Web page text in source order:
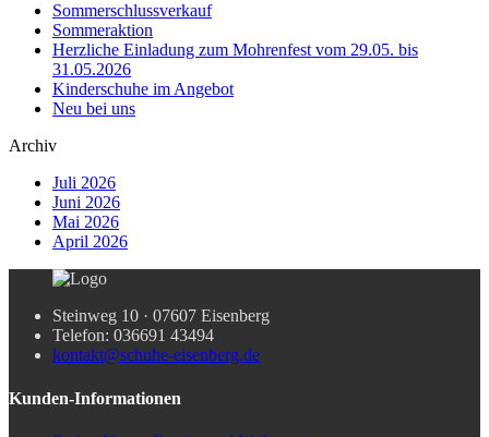
Sommerschlussverkauf
Sommeraktion
Herzliche Einladung zum Mohrenfest vom 29.05. bis
31.05.2026
Kinderschuhe im Angebot
Neu bei uns
Archiv
Juli 2026
Juni 2026
Mai 2026
April 2026
Steinweg 10 · 07607 Eisenberg
Telefon: 036691 43494
kontakt@schuhe-eisenberg.de
Kunden-Informationen